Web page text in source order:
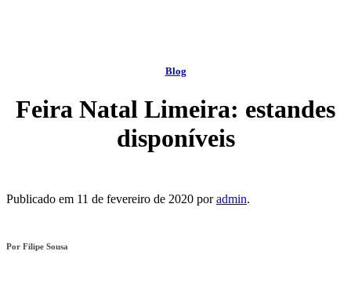
Blog
Feira Natal Limeira: estandes
disponíveis
Publicado em 11 de fevereiro de 2020 poradmin.
Por Filipe Sousa